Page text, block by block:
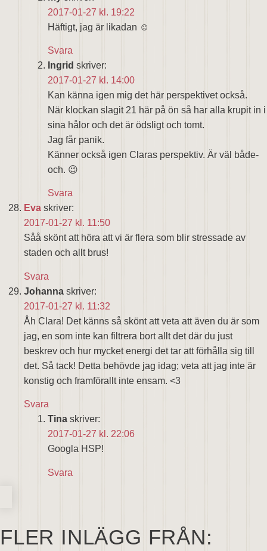
2017-01-27 kl. 19:22
Häftigt, jag är likadan ☺
Svara
Ingrid skriver:
2017-01-27 kl. 14:00
Kan känna igen mig det här perspektivet också.
När klockan slagit 21 här på ön så har alla krupit in i
sina hålor och det är ödsligt och tomt.
Jag får panik.
Känner också igen Claras perspektiv. Är väl både-
och. 😉
Svara
Eva skriver:
2017-01-27 kl. 11:50
Såå skönt att höra att vi är flera som blir stressade av
staden och allt brus!
Svara
Johanna skriver:
2017-01-27 kl. 11:32
Åh Clara! Det känns så skönt att veta att även du är som
jag, en som inte kan filtrera bort allt det där du just
beskrev och hur mycket energi det tar att förhålla sig till
det. Så tack! Detta behövde jag idag; veta att jag inte är
konstig och framförallt inte ensam. <3
Svara
Tina skriver:
2017-01-27 kl. 22:06
Googla HSP!
Svara
FLER INLÄGG FRÅN: